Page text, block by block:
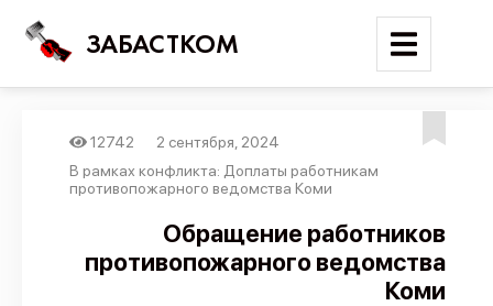
ЗАБАСТКОМ
Войти
Поиск
Новости
12742
2 сентября, 2024
В рамках конфликта: Доплаты работникам
противопожарного ведомства Коми
Обращение работников
противопожарного ведомства
Коми